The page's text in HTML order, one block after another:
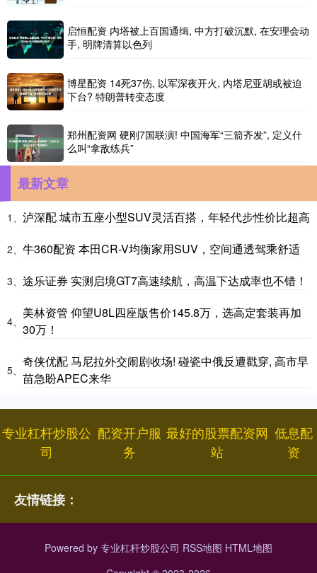
启恒配资 内塔被上百国通缉, 中方打破沉默, 在安理会动
手, 明牌清算以色列
博星配资 14死37伤, 以军深夜开火, 内塔尼亚胡或被迫
下台? 特朗普转变态度
郑州配资网 硬刚7国联演! 中国海军“三箭齐发”, 定义什
么叫“拿敌练兵”
最新文章
1、 泸深配 城市五座小型SUV灵活百搭，年轻代步性价比超高
2、 牛360配资 本田CR-V均衡家用SUV，空间通透驾乘舒适
3、 途乐证券 实测启境GT7高速续航，高温下达成率也不错！
4、
美林资管 仰望U8L四座版售价145.8万，选高定套装再加
30万！
5、
奇侠优配 马尼拉外交闹剧收场! 碰瓷中俄反遭戳穿, 高市早
苗急盼APEC来华
专业杠杆炒股公
司
配资开户服
务
最好的股票配资网
站
低息配
资
友情链接：
Powered by 专业杠杆炒股公司 RSS地图 HTML地图